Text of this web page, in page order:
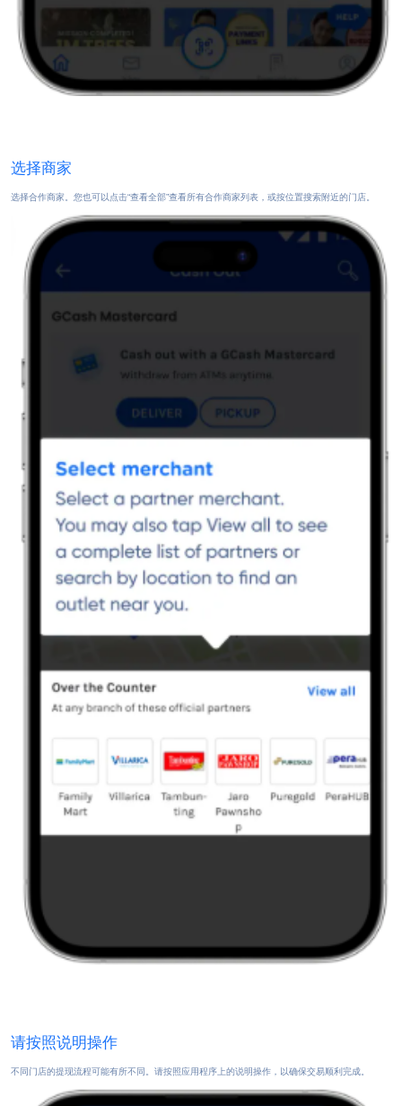
选择商家
选择合作商家。您也可以点击“查看全部”查看所有合作商家列表，或按位置搜索附近的门店。
请按照说明操作
不同门店的提现流程可能有所不同。请按照应用程序上的说明操作，以确保交易顺利完成。